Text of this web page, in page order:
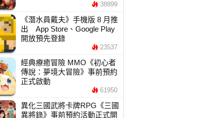
38899
《潛水員戴夫》手機版 8 月推
出 App Store、Google Play
開放預先登錄
23537
經典療癒冒險 MMO《初心者
傳說：夢境大冒險》事前預約
正式啟動
61950
異化三國武將卡牌RPG《三國
異將錄》事前預約活動正式開